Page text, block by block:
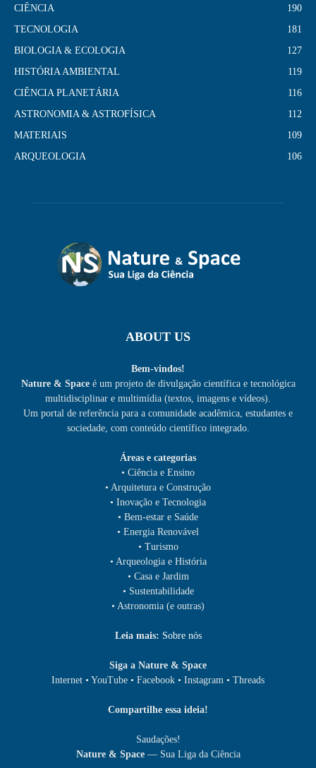
CIÊNCIA
190
TECNOLOGIA
181
BIOLOGIA & ECOLOGIA
127
HISTÓRIA AMBIENTAL
119
CIÊNCIA PLANETÁRIA
116
ASTRONOMIA & ASTROFÍSICA
112
MATERIAIS
109
ARQUEOLOGIA
106
ABOUT US
Bem-vindos!
Nature & Spaceé um projeto de divulgação científica e tecnológica
multidisciplinar e multimídia (textos, imagens e vídeos).
Um portal de referência para a comunidade acadêmica, estudantes e
sociedade, com conteúdo científico integrado.
Áreas e categorias
• Ciência e Ensino
• Arquitetura e Construção
• Inovação e Tecnologia
• Bem-estar e Saúde
• Energia Renovável
• Turismo
• Arqueologia e História
• Casa e Jardim
• Sustentabilidade
• Astronomia (e outras)
Leia mais: Sobre nós
Siga a Nature & Space
Internet • YouTube • Facebook • Instagram • Threads
Compartilhe essa ideia!
Saudações!
Nature & Space— Sua Liga da Ciência